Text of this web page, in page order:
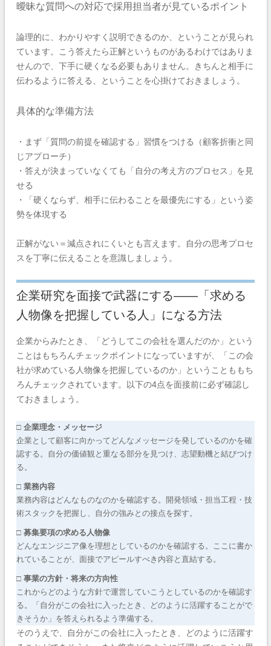
曖昧な質問への対応で採用担当者が見ているポイント
論理的に、わかりやすく説明できるのか、ということが見られ
ています。こう答えたら正解というものがあるわけではありま
せんので、下手に硬くなる必要もありません。きちんと相手に
伝わるように答える、ということを心掛けておきましょう。
具体的な準備方法
・まず「質問の前提を確認する」習慣をつける（顧客折衝と同
じアプローチ）
・答えが決まっていなくても「自分の考え方のプロセス」を見
せる
・「硬くならず、相手に伝わることを最優先にする」という姿
勢を体現する
正解がない＝減点されにくいとも言えます。自分の思考プロセ
スを丁寧に伝えることを意識しましょう。
企業研究を面接で武器にする——「求める
人物像を把握している人」になる方法
企業からみたとき、「どうしてこの会社を選んだのか」という
ことはもちろんチェックポイントになっていますが、「この会
社が求めている人物像を把握しているのか」ということももち
ろんチェックされています。以下の4点を面接前に必ず確認し
ておきましょう。
□ 企業理念・メッセージ
企業として顧客に向かってどんなメッセージを発しているのかを確
認する。自分の価値観と重なる部分を見つけ、志望動機と結びつけ
る。
□ 業務内容
業務内容はどんなものなのかを確認する。開発領域・担当工程・技
術スタックを把握し、自分の強みとの接点を探す。
□ 募集要項の求める人物像
どんなエンジニア像を理想としているのかを確認する。ここに書か
れていることが、面接でアピールすべき内容と直結する。
□ 事業の方針・将来の方向性
これからどのような方針で運営していこうとしているのかを確認す
る。「自分がこの会社に入ったとき、どのように活躍することがで
きそうか」を答えられるよう準備する。
そのうえで、自分がこの会社に入ったとき、どのように活躍す